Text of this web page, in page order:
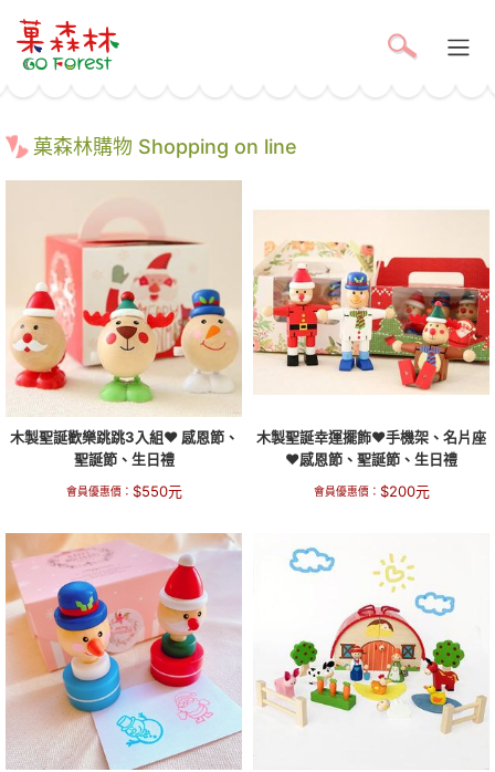
菓森林購物 Shopping on line
木製聖誕歡樂跳跳3入組❤ 感恩節、
聖誕節、生日禮
會員優惠價： $550元
木製聖誕幸運擺飾❤手機架、名片座
❤感恩節、聖誕節、生日禮
會員優惠價： $200元